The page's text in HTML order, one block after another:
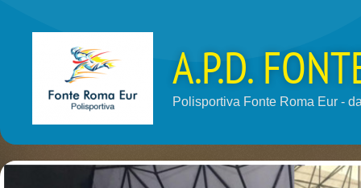
A.P.D.
Polisportiva Fonte Roma Eur -